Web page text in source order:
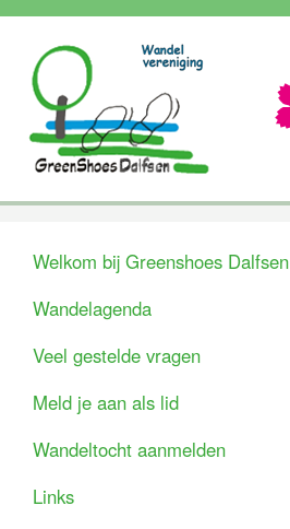
Welkom bij Greenshoes Dalfsen
Wandelagenda
Veel gestelde vragen
Meld je aan als lid
Wandeltocht aanmelden
Links